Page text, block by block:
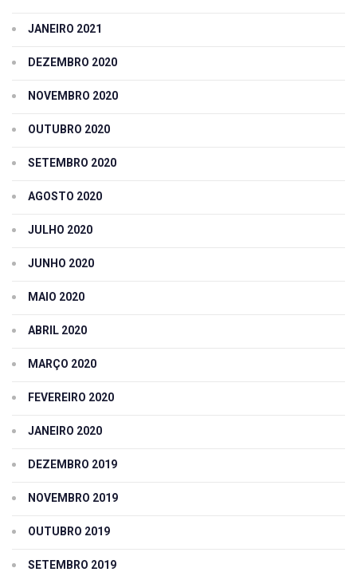
JANEIRO 2021
DEZEMBRO 2020
NOVEMBRO 2020
OUTUBRO 2020
SETEMBRO 2020
AGOSTO 2020
JULHO 2020
JUNHO 2020
MAIO 2020
ABRIL 2020
MARÇO 2020
FEVEREIRO 2020
JANEIRO 2020
DEZEMBRO 2019
NOVEMBRO 2019
OUTUBRO 2019
SETEMBRO 2019